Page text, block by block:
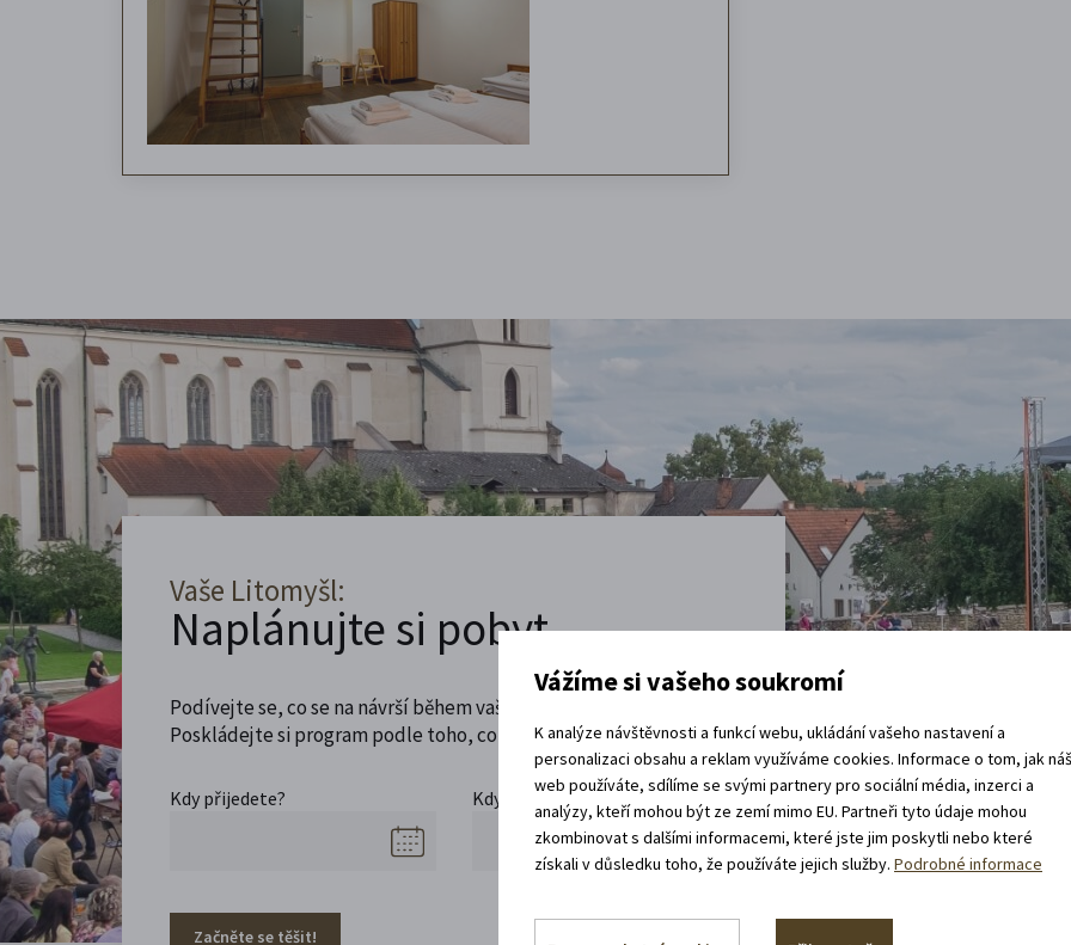
Vaše Litomyšl:
Naplánujte si pobyt
Podívejte se, co se na návrší během vaší návštěvy děje.
Poskládejte si program podle toho, co máte rádi.
Kdy přijedete? Kdy se vracíte domů?
Začněte se těšit!
Vážíme si vašeho soukromí
K analýze návštěvnosti a funkcí webu, ukládání vašeho nastavení a
personalizaci obsahu a reklam využíváme cookies. Informace o tom, jak
web používáte, sdílíme se svými partnery pro sociální média, inzerci a
analýzy, kteří mohou být ze zemí mimo EU. Partneři tyto údaje mohou
zkombinovat s dalšími informacemi, které jste jim poskytli nebo které
získali v důsledku toho, že používáte jejich služby.Podrobné informace